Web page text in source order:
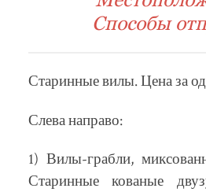
Способы
Старинные вилы. Цена за
Слева направо:
1) Вилы-грабли,
Старинные кованые